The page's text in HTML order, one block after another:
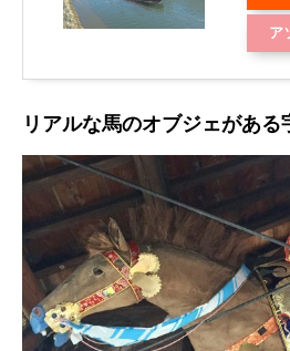
認
ア
リアルな馬のオブジェがある